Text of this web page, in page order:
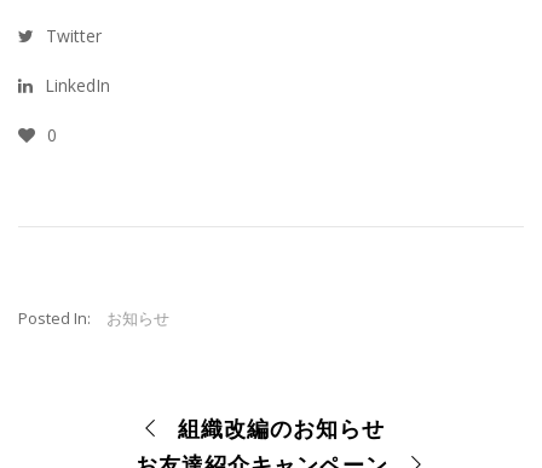
Twitter
LinkedIn
0
Posted In: お知らせ
組織改編のお知らせ